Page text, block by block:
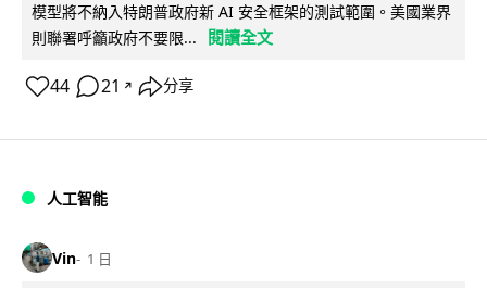
模型將不納入特朗普政府新 AI 安全框架的測試範圍。美國業界
則聯署呼籲政府不要限...
閱讀全文
44 21 ↗ 分享
人工智能
Vin 1 日